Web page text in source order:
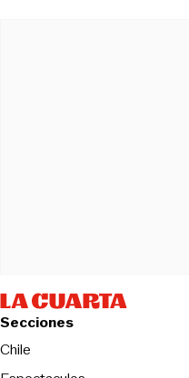
Secciones
Chile